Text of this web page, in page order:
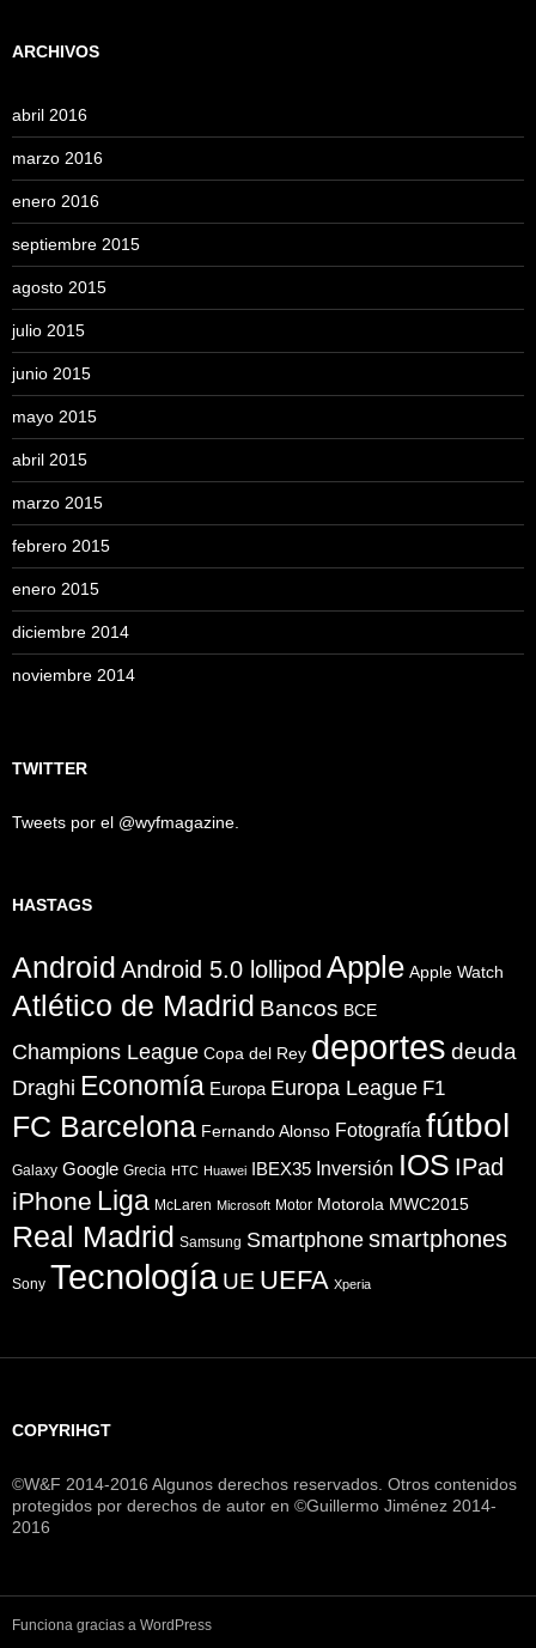
ARCHIVOS
abril 2016
marzo 2016
enero 2016
septiembre 2015
agosto 2015
julio 2015
junio 2015
mayo 2015
abril 2015
marzo 2015
febrero 2015
enero 2015
diciembre 2014
noviembre 2014
TWITTER
Tweets por el @wyfmagazine.
HASTAGS
Android Android 5.0 lollipod Apple Apple Watch
Atlético de Madrid Bancos BCE
Champions League Copa del Rey deportes deuda
Draghi Economía Europa Europa League F1
FC Barcelona Fernando Alonso Fotografía fútbol
Galaxy Google Grecia HTC Huawei IBEX35 Inversión IOS IPad
iPhone Liga McLaren Microsoft Motor Motorola MWC2015
Real Madrid Samsung Smartphone smartphones
Sony Tecnología UE UEFA Xperia
COPYRIHGT
©W&F 2014-2016 Algunos derechos reservados. Otros contenidos
protegidos por derechos de autor en ©Guillermo Jiménez 2014-
2016
Funciona gracias a WordPress